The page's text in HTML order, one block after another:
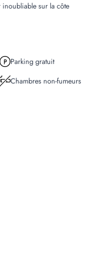
sur la côte
Parking gratuit
Chambres non-fumeurs